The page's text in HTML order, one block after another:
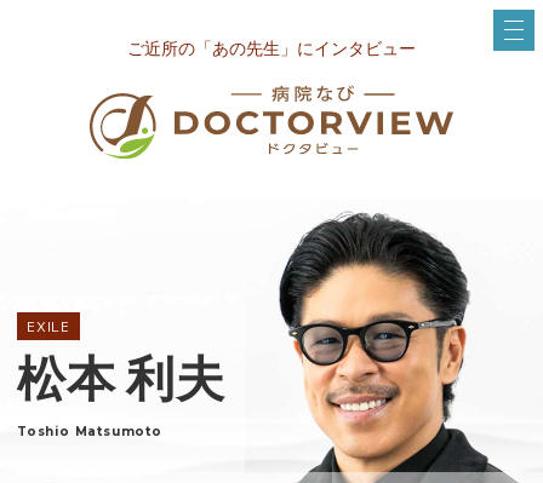
ご近所の「あの先生」にインタビュー
EXILE
松本 利夫
Toshio Matsumoto